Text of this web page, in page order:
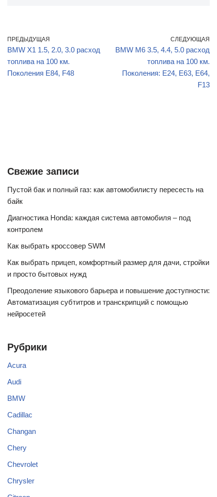
ПРЕДЫДУЩАЯ
BMW X1 1.5, 2.0, 3.0 расход
топлива на 100 км.
Поколения E84, F48
СЛЕДУЮЩАЯ
BMW M6 3.5, 4.4, 5.0 расход
топлива на 100 км.
Поколения: Е24, Е63, Е64,
F13
Свежие записи
Пустой бак и полный газ: как автомобилисту пересесть на
байк
Диагностика Honda: каждая система автомобиля – под
контролем
Как выбрать кроссовер SWM
Как выбрать прицеп, комфортный размер для дачи, стройки
и просто бытовых нужд
Преодоление языкового барьера и повышение доступности:
Автоматизация субтитров и транскрипций с помощью
нейросетей
Рубрики
Acura
Audi
BMW
Cadillac
Changan
Chery
Chevrolet
Chrysler